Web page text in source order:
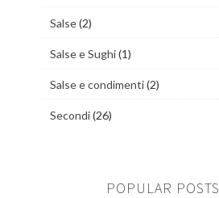
Salse(2)
Salse e Sughi(1)
Salse e condimenti(2)
Secondi(26)
POPULAR POSTS